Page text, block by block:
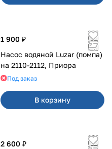
1 900 ₽
Насос водяной Luzar (помпа)
на 2110-2112, Приора
Под заказ
В корзину
2 600 ₽